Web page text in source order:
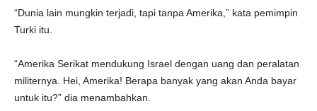
“Dunia lain mungkin terjadi, tapi tanpa Amerika,” kata pemimpin
Turki itu.
“Amerika Serikat mendukung Israel dengan uang dan peralatan
militernya. Hei, Amerika! Berapa banyak yang akan Anda bayar
untuk itu?” dia menambahkan.